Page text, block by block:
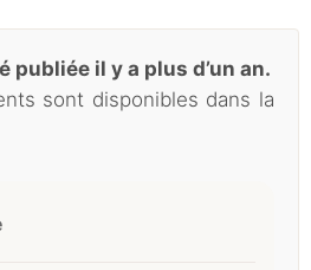
publiée il y a plus d’un an.
sont disponibles dans la